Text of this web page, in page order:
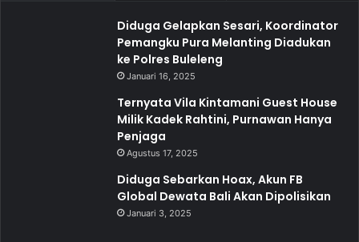
Diduga Gelapkan Sesari, Koordinator
Pemangku Pura Melanting Diadukan
ke Polres Buleleng
Januari 16, 2025
Ternyata Vila Kintamani Guest House
Milik Kadek Rahtini, Purnawan Hanya
Penjaga
Agustus 17, 2025
Diduga Sebarkan Hoax, Akun FB
Global Dewata Bali Akan Dipolisikan
Januari 3, 2025